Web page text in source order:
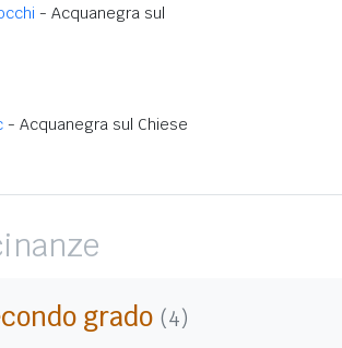
- Acquanegra sul
- Acquanegra sul Chiese
grado (4)